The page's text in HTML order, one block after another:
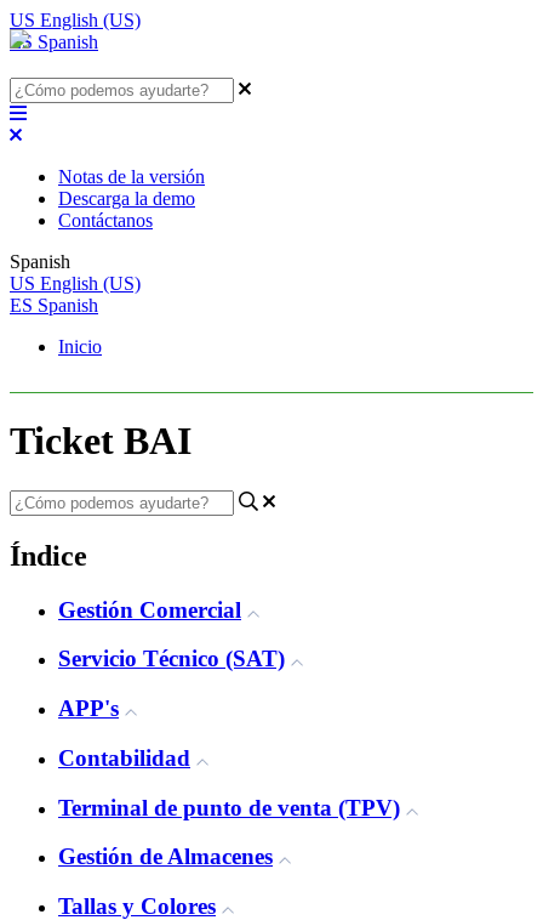
US English (US)
ES Spanish
Notas de la versión
Descarga la demo
Contáctanos
Spanish
US English (US)
ES Spanish
Inicio
Ticket BAI
Índice
Gestión Comercial
Servicio Técnico (SAT)
APP's
Contabilidad
Terminal de punto de venta (TPV)
Gestión de Almacenes
Tallas y Colores